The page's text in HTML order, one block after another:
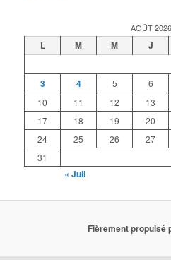
AOÛT 2026
L M M J
3
4 5 6
10
11 12 13
17
18 19 20
24
25 26 27
31
« Juil
Fièrement propulsé